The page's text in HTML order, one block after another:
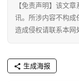
费
生
科
技
【免责声明】该文
讯。所涉内容不构成
造成侵权请联系本网
生成海报